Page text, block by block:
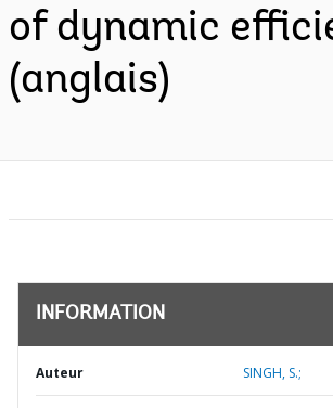
of dynamic
(anglais)
INFORMATION
Auteur SINGH, S.;